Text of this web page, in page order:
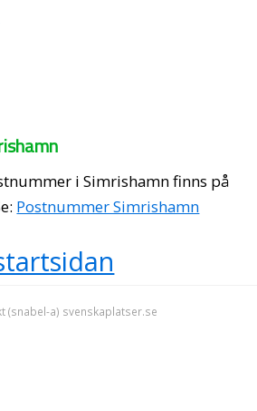
i Simrishamn finns på
Postnummer Simrishamn
(snabel-a) svenskaplatser.se